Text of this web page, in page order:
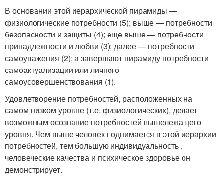
В основании этой иерархической пирамиды —
физиологические потребности (5); выше — потребности
безопасности и защиты (4); еще выше — потребности
принадлежности и любви (3); далее — потребности
самоуважения (2); а завершают пирамиду потребности
самоактуализации или личного
самоусовершенствования (1).
Удовлетворение потребностей, расположенных на
самом низком уровне (т.е. физиологических), делает
возможным осознание потребностей вышележащего
уровня. Чем выше человек поднимается в этой иерархии
потребностей, тем большую индивидуальность ,
человеческие качества и психическое здоровье он
демонстрирует.